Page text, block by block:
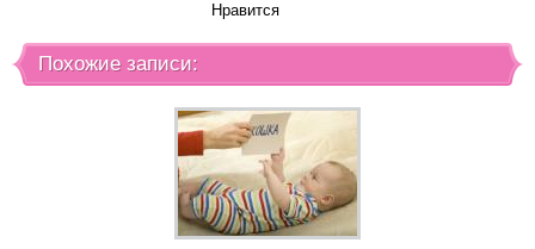
Нравится
Похожие записи: